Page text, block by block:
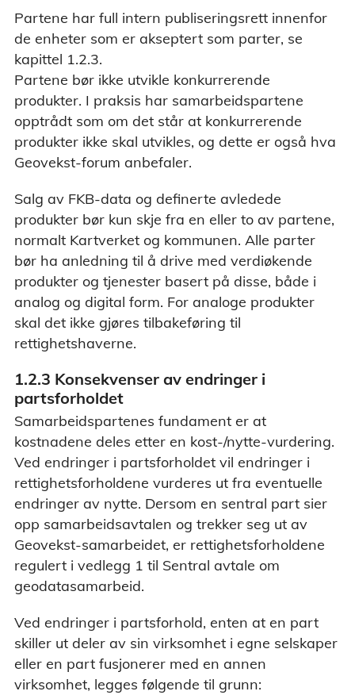
Partene har full intern publiseringsrett innenfor
de enheter som er akseptert som parter, se
kapittel 1.2.3.
Partene bør ikke utvikle konkurrerende
produkter. I praksis har samarbeidspartene
opptrådt som om det står at konkurrerende
produkter ikke skal utvikles, og dette er også hva
Geovekst-forum anbefaler.
Salg av FKB-data og definerte avledede
produkter bør kun skje fra en eller to av partene,
normalt Kartverket og kommunen. Alle parter
bør ha anledning til å drive med verdiøkende
produkter og tjenester basert på disse, både i
analog og digital form. For analoge produkter
skal det ikke gjøres tilbakeføring til
rettighetshaverne.
1.2.3 Konsekvenser av endringer i
partsforholdet
Samarbeidspartenes fundament er at
kostnadene deles etter en kost-/nytte-vurdering.
Ved endringer i partsforholdet vil endringer i
rettighetsforholdene vurderes ut fra eventuelle
endringer av nytte. Dersom en sentral part sier
opp samarbeidsavtalen og trekker seg ut av
Geovekst-samarbeidet, er rettighetsforholdene
regulert i vedlegg 1 til Sentral avtale om
geodatasamarbeid.
Ved endringer i partsforhold, enten at en part
skiller ut deler av sin virksomhet i egne selskaper
eller en part fusjonerer med en annen
virksomhet, legges følgende til grunn: